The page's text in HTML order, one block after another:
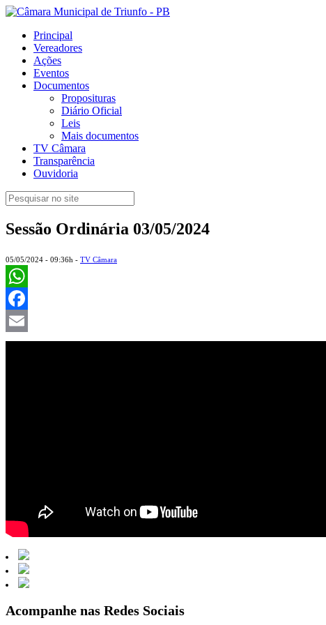
Principal
Vereadores
Ações
Eventos
Documentos
Proposituras
Diário Oficial
Leis
Mais documentos
TV Câmara
Transparência
Ouvidoria
Sessão Ordinária 03/05/2024
05/05/2024 - 09:36h - TV Câmara
WhatsApp
Facebook
Email
Acompanhe nas Redes Sociais